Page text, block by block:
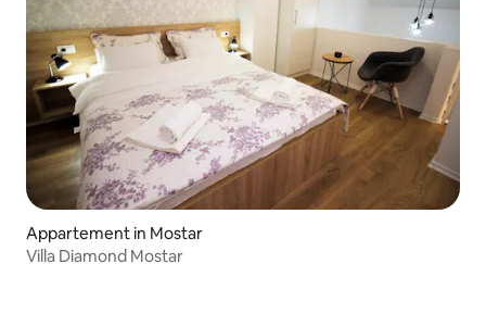
Appartement in Mostar
Villa Diamond Mostar